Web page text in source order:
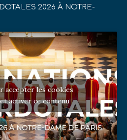
2026 À NOTRE-
accepter les cookies
activer ce contenu